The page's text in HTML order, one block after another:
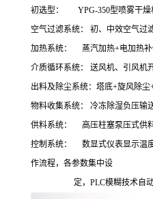
初选型： YPG-350型喷雾干燥
空气过滤系统： 初、中效空气过
加热系统： 蒸汽加热+电加热补
介质循环系统： 送风机、引风机
出料及除尘系统：塔底+旋风除尘
物料收集系统： 冷冻除湿负压输
供料系统： 高压柱塞泵压式供
控制系统： 数显式仪表显示温
作流程，各参数集中设
定，PLC模糊技术自动跟